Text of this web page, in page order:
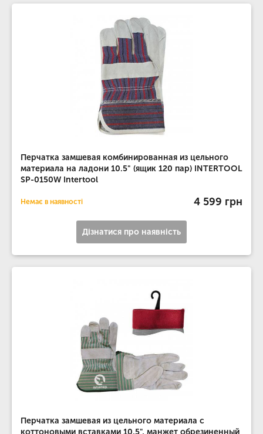
Перчатка замшевая комбинированная из цельного
материала на ладони 10.5" (ящик 120 пар) INTERTOOL
SP-0150W Intertool
Немає в наявності 4 599 грн
Дізнатися про наявність
Перчатка замшевая из цельного материала с
коттоновыми вставками 10,5", манжет обрезиненный